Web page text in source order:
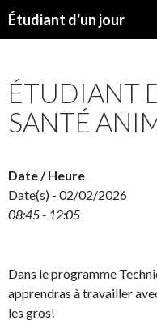
Étudiant d'un jour
ÉTUDIANT
SANTÉ
Date / Heure
Date(s) - 02/02/2026
08:45 - 12:05
Dans le programme
apprendras à travailler
les gros!